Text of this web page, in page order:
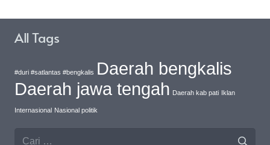
All Tags
#duri #satlantas #bengkalis Daerah bengkalis
Daerah jawa tengah Daerah kab pati Iklan
Internasional Nasional politik
Cari